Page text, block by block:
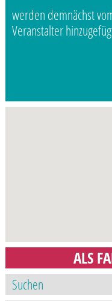
werden demnächst
Veranstalter
ALS